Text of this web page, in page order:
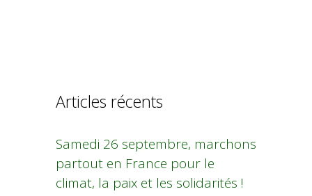
Articles récents
Samedi 26 septembre, marchons
partout en France pour le
climat, la paix et les solidarités !